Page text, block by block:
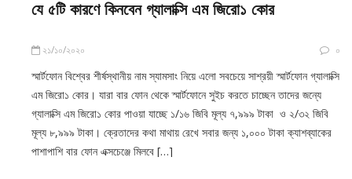
যে ৫টি কারণে কিনবেন গ্যালাক্সি এম জিরো১ কোর
২১/১০/২০২০ ০
স্মার্টফোন বিশ্বের শীর্ষস্থানীয় নাম স্যামসাং নিয়ে এলো সবচেয়ে সাশ্রয়ী স্মার্টফোন গ্যালাক্সি
এম জিরো১ কোর। যারা বার ফোন থেকে স্মার্টফোনে সুইচ করতে চাচ্ছেন তাদের জন্যে
গ্যালাক্সি এম জিরো১ কোর পাওয়া যাচ্ছে ১/১৬ জিবি মূল্য ৭,৯৯৯ টাকা ও ২/৩২ জিবি
মূল্য ৮,৯৯৯ টাকা। ক্রেতাদের কথা মাথায় রেখে সবার জন্য ১,০০০ টাকা ক্যাশব্যাকের
পাশাপাশি বার ফোন এক্সচেঞ্জে মিলবে […]